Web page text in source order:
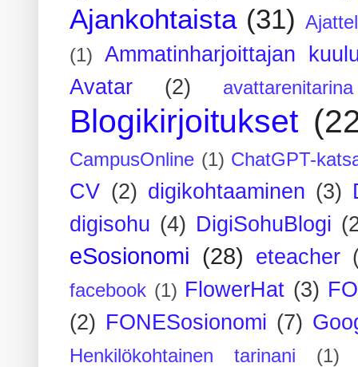
Ajankohtaista (31)
(1)
Ammatinharjoittajan
Avatar
(2) avattarenitarina
Blogikirjoitukset
CampusOnline (1) ChatGPT-
CV (2) digikohtaaminen (3)
digisohu (4) DigiSohuBlogi
eSosionomi (28) eteacher
facebook (1) FlowerHat (3)
(2) FONESosionomi (7)
Henkilökohtainen tarinani (1)